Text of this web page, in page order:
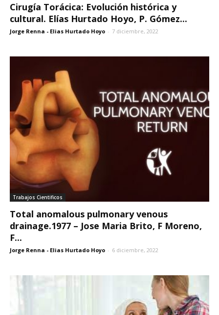
Cirugía Torácica: Evolución histórica y
cultural. Elías Hurtado Hoyo, P. Gómez...
Jorge Renna - Elias Hurtado Hoyo - 7 diciembre, 2022
Trabajos Cientificos
Total anomalous pulmonary venous
drainage.1977 – Jose Maria Brito, F Moreno,
F...
Jorge Renna - Elias Hurtado Hoyo - 6 diciembre, 2022